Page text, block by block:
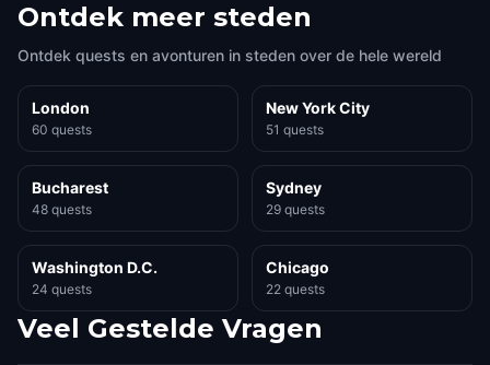
Ontdek meer steden
Ontdek quests en avonturen in steden over de hele wereld
London
60 quests
New York City
51 quests
Bucharest
48 quests
Sydney
29 quests
Washington D.C.
24 quests
Chicago
22 quests
Veel Gestelde Vragen